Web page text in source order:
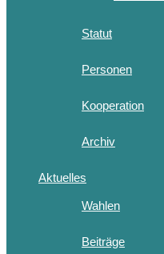
Statut
Personen
Kooperation
Archiv
Aktuelles
Wahlen
Beiträge